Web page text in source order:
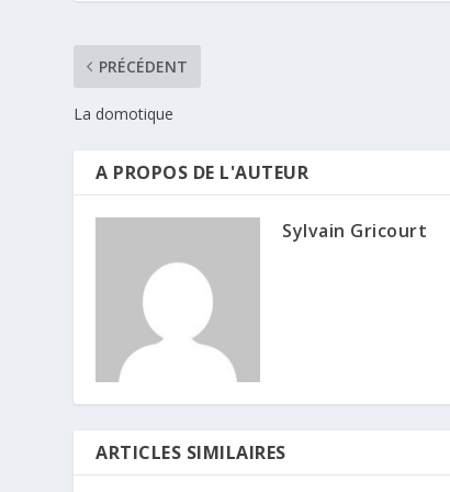
PRÉCÉDENT
La domotique
A PROPOS DE L'AUTEUR
Sylvain Gricourt
ARTICLES SIMILAIRES